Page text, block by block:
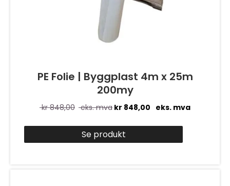
PE Folie | Byggplast 4m x 25m
200my
kr848,00 eks. mva kr 848,00 eks. mva
Se produkt